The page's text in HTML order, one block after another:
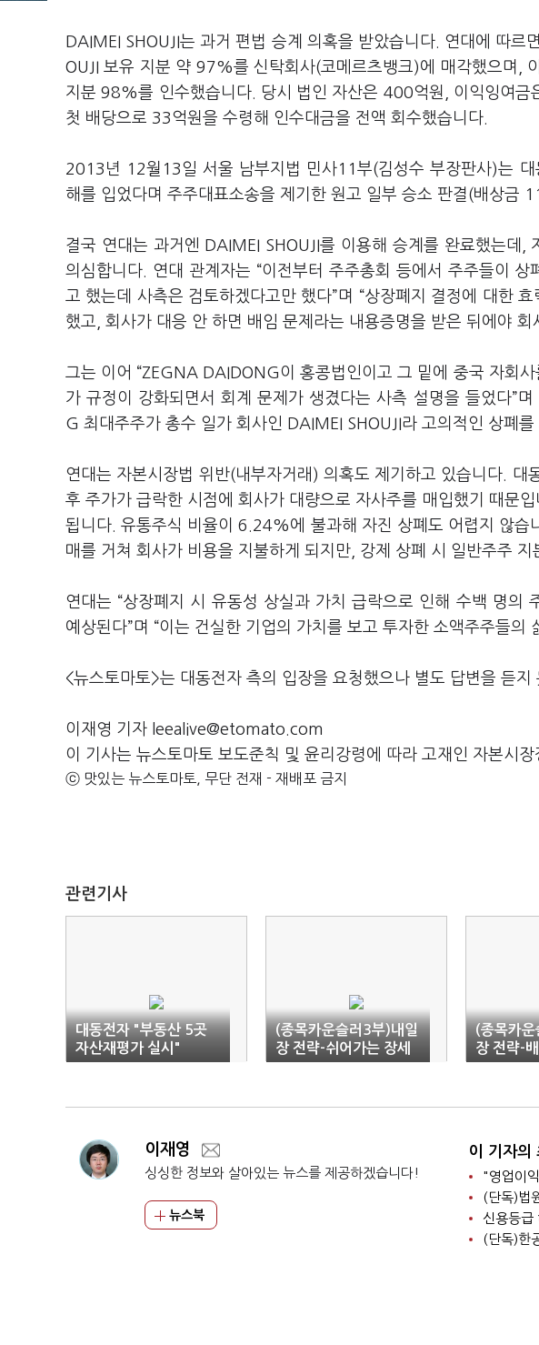
DAIMEI SHOUJI는 과거 편법 승계 의혹을 받았습니다. 연대에 따
OUJI 보유 지분 약 97%를 신탁회사(코메르츠뱅크)에 매각했으며,
지분 98%를 인수했습니다. 당시 법인 자산은 400억원, 이익잉여
첫 배당으로 33억원을 수령해 인수대금을 전액 회수했습니다.
2013년 12월13일 서울 남부지법 민사11부(김성수 부장판사)는
해를 입었다며 주주대표소송을 제기한 원고 일부 승소 판결(배상금
결국 연대는 과거엔 DAIMEI SHOUJI를 이용해 승계를 완료했는데,
의심합니다. 연대 관계자는 “이전부터 주주총회 등에서 주주들이
고 했는데 사측은 검토하겠다고만 했다”며 “상장폐지 결정에 대한
했고, 회사가 대응 안 하면 배임 문제라는 내용증명을 받은 뒤에야 회
그는 이어 “ZEGNA DAIDONG이 홍콩법인이고 그 밑에 중국 자회
가 규정이 강화되면서 회계 문제가 생겼다는 사측 설명을 들었다”
G 최대주주가 총수 일가 회사인 DAIMEI SHOUJI라 고의적인 상폐를
연대는 자본시장법 위반(내부자거래) 의혹도 제기하고 있습니다. 대
후 주가가 급락한 시점에 회사가 대량으로 자사주를 매입했기 때문
됩니다. 유통주식 비율이 6.24%에 불과해 자진 상폐도 어렵지 않습
매를 거쳐 회사가 비용을 지불하게 되지만, 강제 상폐 시 일반주주
연대는 “상장폐지 시 유동성 상실과 가치 급락으로 인해 수백 명의
예상된다”며 “이는 건실한 기업의 가치를 보고 투자한 소액주주들의
<뉴스토마토>는 대동전자 측의 입장을 요청했으나 별도 답변을 듣지
이재영 기자 leealive@etomato.com
이 기사는 뉴스토마토 보도준칙 및 윤리강령에 따라 고재인 자본시장
ⓒ 맛있는 뉴스토마토, 무단 전재 - 재배포 금지
관련기사
대동전자 "부동산 5곳
자산재평가 실시"
(종목카운슬러3부)내일
장 전략-쉬어가는 장세
예상
(종목카
장 전략-
주 계속
이재영
싱싱한 정보와 살아있는 뉴스를 제공하겠습니다!
뉴스북
이 기자의
"영업이
신용등급